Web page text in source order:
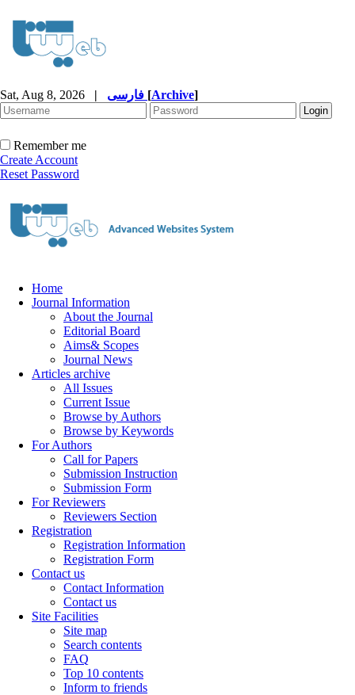
Sat, Aug 8, 2026 | [Archive]
Remember me
Create Account
Reset Password
Home
Journal Information
About the Journal
Editorial Board
Aims& Scopes
Journal News
Articles archive
All Issues
Current Issue
Browse by Authors
Browse by Keywords
For Authors
Call for Papers
Submission Instruction
Submission Form
For Reviewers
Reviewers Section
Registration
Registration Information
Registration Form
Contact us
Contact Information
Contact us
Site Facilities
Site map
Search contents
FAQ
Top 10 contents
Inform to friends